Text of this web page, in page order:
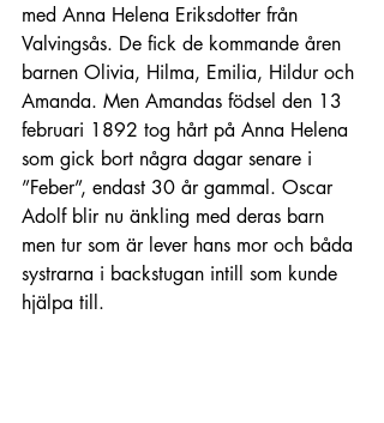
med Anna Helena Eriksdotter från
Valvingsås. De fick de kommande åren
barnen Olivia, Hilma, Emilia, Hildur och
Amanda. Men Amandas födsel den 13
februari 1892 tog hårt på Anna Helena
som gick bort några dagar senare i
”Feber”, endast 30 år gammal. Oscar
Adolf blir nu änkling med deras barn
men tur som är lever hans mor och båda
systrarna i backstugan intill som kunde
hjälpa till.